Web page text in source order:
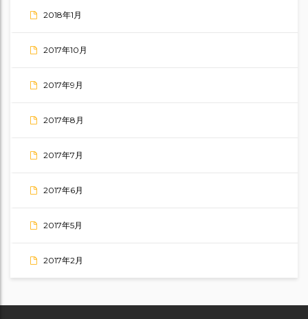
2018年1月
2017年10月
2017年9月
2017年8月
2017年7月
2017年6月
2017年5月
2017年2月